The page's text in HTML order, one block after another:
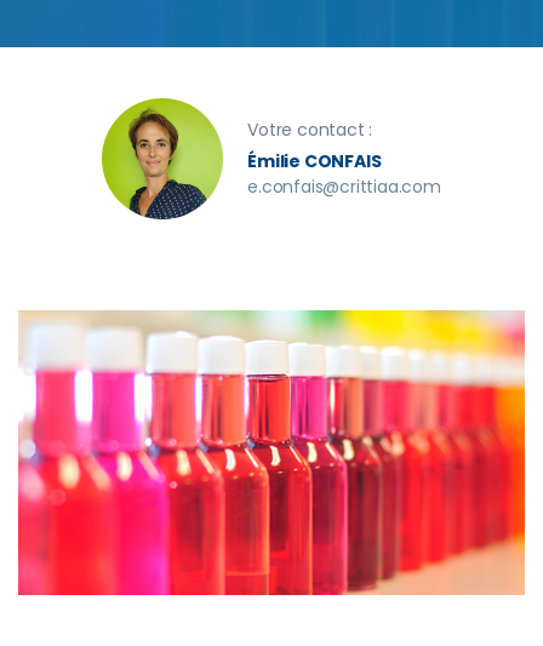
Votre contact :
Émilie CONFAIS
e.confais@crittiaa.com